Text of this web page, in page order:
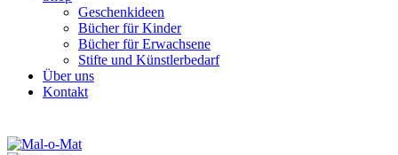
Geschenkideen
Bücher für Kinder
Bücher für Erwachsene
Stifte und Künstlerbedarf
Über uns
Kontakt